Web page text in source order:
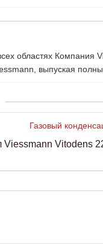
областях Компания
выпуская
Vitodens